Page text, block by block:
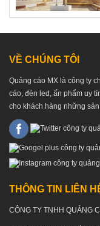
VỀ CHÚNG TÔI
Quảng cáo MX là công ty
cáo, đèn led, ấn phẩm uy
cho khách hàng những
THÔNG TIN LIÊN
CÔNG TY TNHH QUẢNG